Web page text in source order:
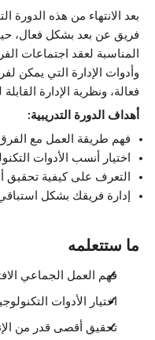
بعد الانتهاء من هذه الدورة
فريق عن بعد بشكل فعال،
المناسبة لعقد اجتماعات
وأدوات الإدارة التي يمكن
فعالة، ونظرية الإدارة
أهداف الدورة التدريبية:
فهم طريقة العمل مع
اختيار أنسب الأدوات
التعرف على كيفية تحقيق
إدارة فريقك بشكل
ما ستتعلمه
فهم العمل الجماعي
اختيار الأدوات
تحقيق أقصى قدر من